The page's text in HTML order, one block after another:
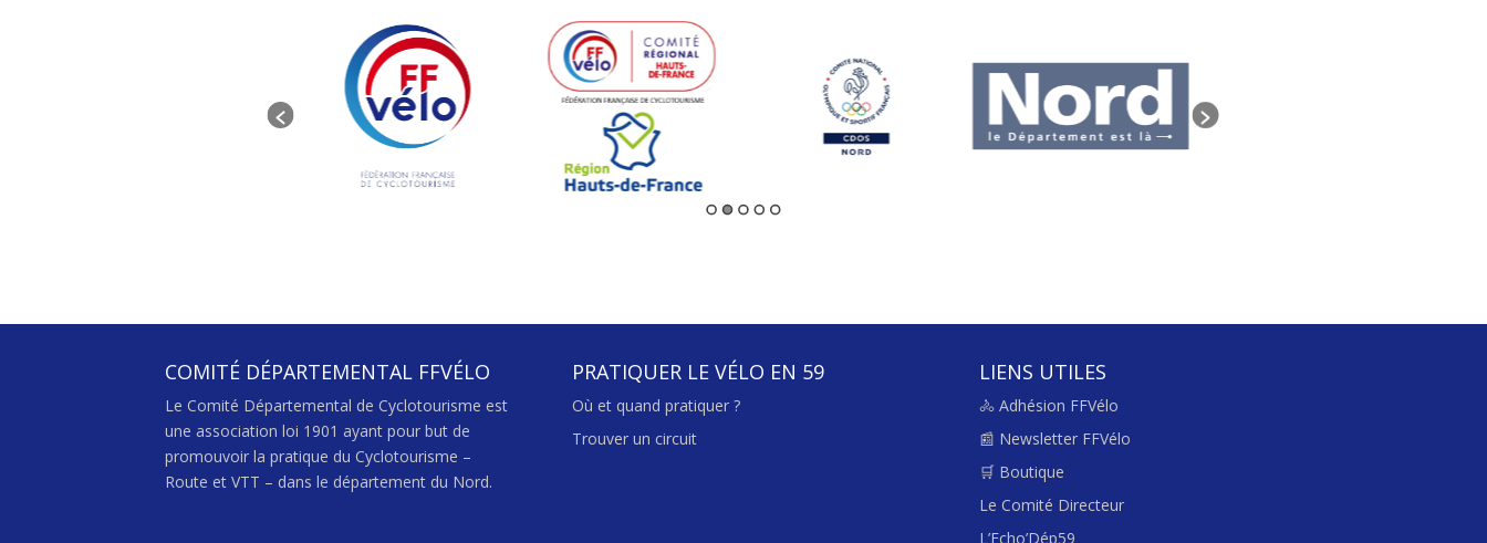
COMITÉ DÉPARTEMENTAL FFVÉLO
Le Comité Départemental de Cyclotourisme est
une association loi 1901 ayant pour but de
promouvoir la pratique du Cyclotourisme –
Route et VTT – dans le département du Nord.
PRATIQUER LE VÉLO EN 59
Où et quand pratiquer ?
Trouver un circuit
LIENS UTILES
🚴 Adhésion FFVélo
📰 Newsletter FFVélo
🛒 Boutique
Le Comité Directeur
L’Echo’Dép59